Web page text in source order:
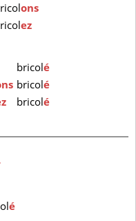
ons
ez
bricolé
bricolé
bricolé
é